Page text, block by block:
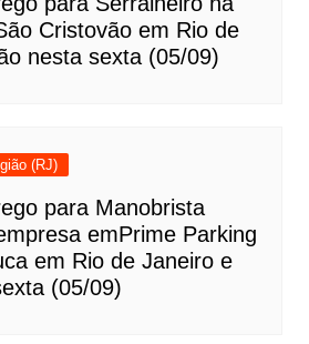
Cristovão em Rio de
nesta sexta (05/09)
(RJ)
para Manobrista
emPrime Parking
em Rio de Janeiro e
(05/09)